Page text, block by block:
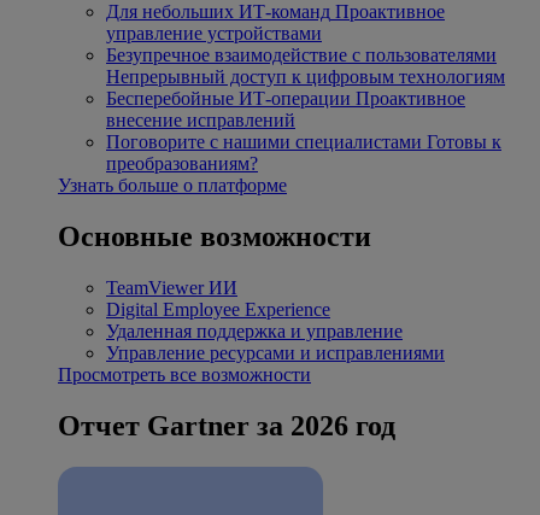
Для небольших ИТ-команд Проактивное
управление устройствами
Безупречное взаимодействие с пользователями
Непрерывный доступ к цифровым технологиям
Бесперебойные ИТ-операции Проактивное
внесение исправлений
Поговорите с нашими специалистами Готовы к
преобразованиям?
Узнать больше о платформе
Основные возможности
TeamViewer ИИ
Digital Employee Experience
Удаленная поддержка и управление
Управление ресурсами и исправлениями
Просмотреть все возможности
Отчет Gartner за 2026 год